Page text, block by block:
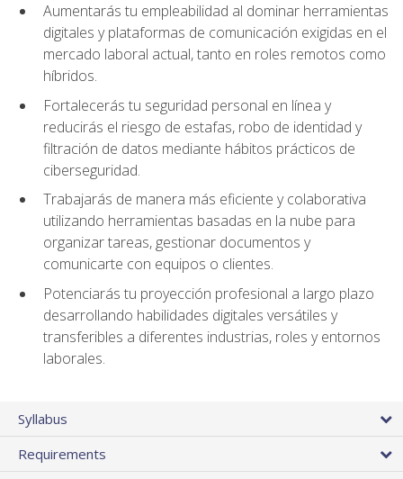
Aumentarás tu empleabilidad al dominar herramientas
digitales y plataformas de comunicación exigidas en el
mercado laboral actual, tanto en roles remotos como
híbridos.
Fortalecerás tu seguridad personal en línea y
reducirás el riesgo de estafas, robo de identidad y
filtración de datos mediante hábitos prácticos de
ciberseguridad.
Trabajarás de manera más eficiente y colaborativa
utilizando herramientas basadas en la nube para
organizar tareas, gestionar documentos y
comunicarte con equipos o clientes.
Potenciarás tu proyección profesional a largo plazo
desarrollando habilidades digitales versátiles y
transferibles a diferentes industrias, roles y entornos
laborales.
Syllabus
Requirements